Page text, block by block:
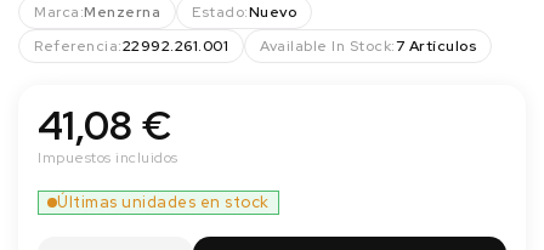
Marca:Menzerna Estado:Nuevo
Referencia:22992.261.001 Available In Stock:7 Artículos
41,08 €
Impuestos incluidos
Últimas unidades en stock